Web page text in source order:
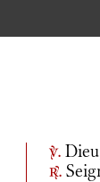
v.
r.